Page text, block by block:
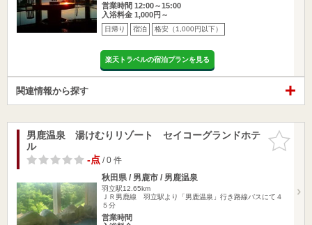
営業時間 12:00～15:00
入浴料金 1,000円～
日帰り 宿泊 格安（1,000円以下）
楽天トラベルの宿泊プランを見る
関連情報から探す
お気に入
りに追加
男鹿温泉 湯けむりリゾート セイコーグランドホテ
ル
-点/ 0 件
秋田県 / 男鹿市 / 男鹿温泉
羽立駅12.65km
ＪＲ男鹿線 羽立駅より「男鹿温泉」行き路線バスにて４
５分
営業時間